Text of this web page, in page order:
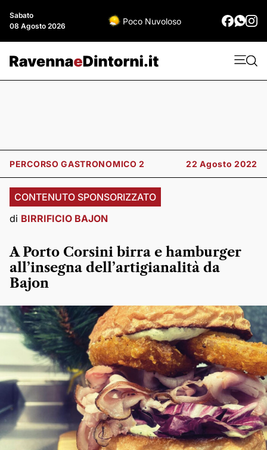
Sabato
08 Agosto 2026
Poco Nuvoloso
PERCORSO GASTRONOMICO 2 22 Agosto 2022
CONTENUTO SPONSORIZZATO
di BIRRIFICIO BAJON
A Porto Corsini birra e hamburger
all’insegna dell’artigianalità da
Bajon